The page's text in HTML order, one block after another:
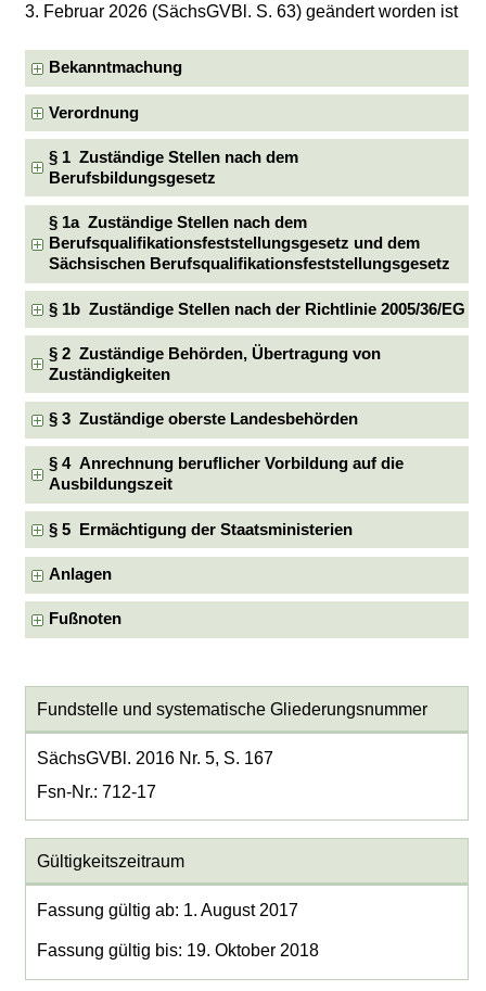
3. Februar 2026 (SächsGVBl. S. 63) geändert worden ist
Bekanntmachung
Verordnung
§ 1 Zuständige Stellen nach dem
Berufsbildungsgesetz
§ 1a Zuständige Stellen nach dem
Berufsqualifikationsfeststellungsgesetz und dem
Sächsischen Berufsqualifikationsfeststellungsgesetz
§ 1b Zuständige Stellen nach der Richtlinie 2005/36/EG
§ 2 Zuständige Behörden, Übertragung von
Zuständigkeiten
§ 3 Zuständige oberste Landesbehörden
§ 4 Anrechnung beruflicher Vorbildung auf die
Ausbildungszeit
§ 5 Ermächtigung der Staatsministerien
Anlagen
Fußnoten
Fundstelle und systematische Gliederungsnummer
SächsGVBl. 2016 Nr. 5, S. 167
Fsn-Nr.: 712-17
Gültigkeitszeitraum
Fassung gültig ab: 1. August 2017
Fassung gültig bis: 19. Oktober 2018